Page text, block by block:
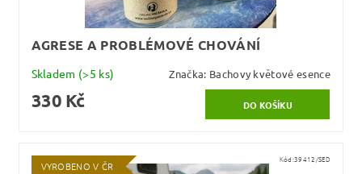
AGRESE A PROBLÉMOVÉ CHOVÁNÍ
Skladem (>5 ks) Značka: Bachovy květové esence
330 Kč
VYROBENO V ČR
Kód:39412/SED